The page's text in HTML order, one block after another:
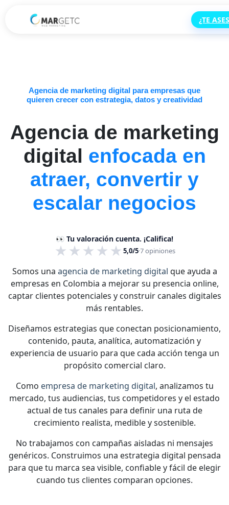
¿TE
Agencia de marketing digital para empresas que
quieren crecer con estrategia, datos y creatividad
Agencia de marketing
digital enfocada en
atraer, convertir y
escalar negocios
👀 Tu valoración cuenta. ¡Califica!
★
★
★
★
★ 5,0/5·7opiniones
Somos una agencia de marketing digital que ayuda a
empresas en Colombia a mejorar su presencia online,
captar clientes potenciales y construir canales digitales
más rentables.
Diseñamos estrategias que conectan posicionamiento,
contenido, pauta, analítica, automatización y
experiencia de usuario para que cada acción tenga un
propósito comercial claro.
Como empresa de marketing digital, analizamos tu
mercado, tus audiencias, tus competidores y el estado
actual de tus canales para definir una ruta de
crecimiento realista, medible y sostenible.
No trabajamos con campañas aisladas ni mensajes
genéricos. Construimos una estrategia digital pensada
para que tu marca sea visible, confiable y fácil de elegir
cuando tus clientes comparan opciones.